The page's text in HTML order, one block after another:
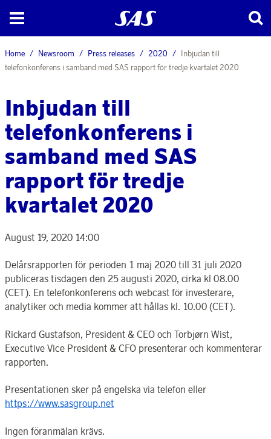
Home Newsroom Press releases 2020
Inbjudan till
telefonkonferens i samband med SAS rapport för tredje kvartalet 2020
Inbjudan till
telefonkonferens i
samband med SAS
rapport för tredje
kvartalet 2020
August 19, 2020 14:00
Delårsrapporten för perioden 1 maj 2020 till 31 juli 2020
publiceras tisdagen den 25 augusti 2020, cirka kl 08.00
(CET). En telefonkonferens och webcast för investerare,
analytiker och media kommer att hållas kl. 10.00 (CET).
Rickard Gustafson, President & CEO och Torbjørn Wist,
Executive Vice President & CFO presenterar och kommenterar
rapporten.
Presentationen sker på engelska via telefon eller
https://www.sasgroup.net
Ingen föranmälan krävs.